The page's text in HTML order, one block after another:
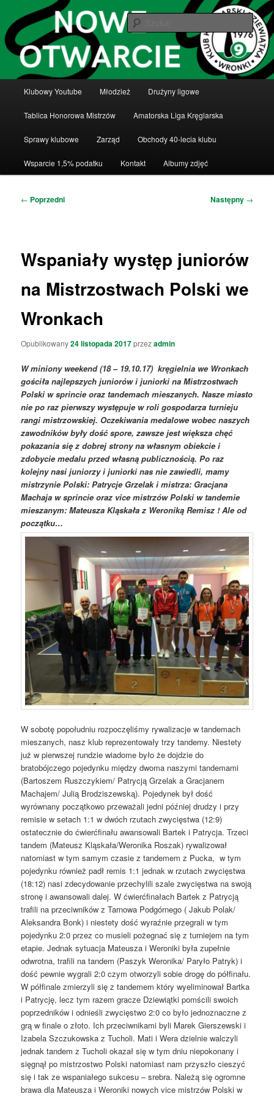
tekstu
Klub Kręglarski Dziewiątka Wronki
Klub Kręglarski Dziewiątka Wronki
Klubowy Youtube Młodzież Drużyny ligowe
Tablica Honorowa Mistrzów Amatorska Liga Kręglarska
Sprawy klubowe Zarząd Obchody 40-lecia klubu
Wsparcie 1,5% podatku Kontakt Albumy zdjęć
Nawigacja
← Poprzedni Następny →
Wspaniały występ juniorów
na Mistrzostwach Polski we
Wronkach
Opublikowany24 listopada 2017przezadmin
W miniony weekend (18 – 19.10.17) kręgielnia we Wronkach
gościła najlepszych juniorów i juniorki na Mistrzostwach
Polski w sprincie oraz tandemach mieszanych. Nasze miasto
nie po raz pierwszy występuje w roli gospodarza turnieju
rangi mistrzowskiej. Oczekiwania medalowe wobec naszych
zawodników były dość spore, zawsze jest większa chęć
pokazania się z dobrej strony na własnym obiekcie i
zdobycie medalu przed własną publicznością. Po raz
kolejny nasi juniorzy i juniorki nas nie zawiedli, mamy
mistrzynie Polski: Patrycje Grzelak i mistrza: Gracjana
Machaja w sprincie oraz vice mistrzów Polski w tandemie
mieszanym: Mateusza Kląskała z Weroniką Remisz ! Ale od
początku…
W sobotę popołudniu rozpoczęliśmy rywalizacje w tandemach
mieszanych, nasz klub reprezentowały trzy tandemy. Niestety
już w pierwszej rundzie wiadome było że dojdzie do
bratobójczego pojedynku między dwoma naszymi tandemami
(Bartoszem Ruszczykiem/ Patrycją Grzelak a Gracjanem
Machajem/ Julią Brodziszewską). Pojedynek był dość
wyrównany początkowo przeważali jedni później drudzy i przy
remisie w setach 1:1 w dwóch rzutach zwycięstwa (12:9)
ostatecznie do ćwierćfinału awansowali Bartek i Patrycja. Trzeci
tandem (Mateusz Kląskała/Weronika Roszak) rywalizował
natomiast w tym samym czasie z tandemem z Pucka, w tym
pojedynku również padł remis 1:1 jednak w rzutach zwycięstwa
(18:12) nasi zdecydowanie przechylili szale zwycięstwa na swoją
stronę i awansowali dalej. W ćwierćfinałach Bartek z Patrycją
trafili na przeciwników z Tarnowa Podgórnego ( Jakub Polak/
Aleksandra Bonk) i niestety dość wyraźnie przegrali w tym
pojedynku 2:0 przez co musieli pożegnać się z turniejem na tym
etapie. Jednak sytuacja Mateusza i Weroniki była zupełnie
odwrotna, trafili na tandem (Paszyk Weronika/ Paryło Patryk) i
dość pewnie wygrali 2:0 czym otworzyli sobie drogę do półfinału.
W półfinale zmierzyli się z tandemem który wyeliminował Bartka
i Patrycję, lecz tym razem gracze Dziewiątki pomścili swoich
poprzedników i odnieśli zwycięstwo 2:0 co było jednoznaczne z
grą w finale o złoto. Ich przeciwnikami byli Marek Gierszewski i
Izabela Szczukowska z Tucholi. Mati i Wera dzielnie walczyli
jednak tandem z Tucholi okazał się w tym dniu niepokonany i
sięgnął po mistrzostwo Polski natomiast nam przyszło cieszyć
się i tak ze wspaniałego sukcesu – srebra. Należą się ogromne
brawa dla Mateusza i Weroniki nowych vice mistrzów Polski w